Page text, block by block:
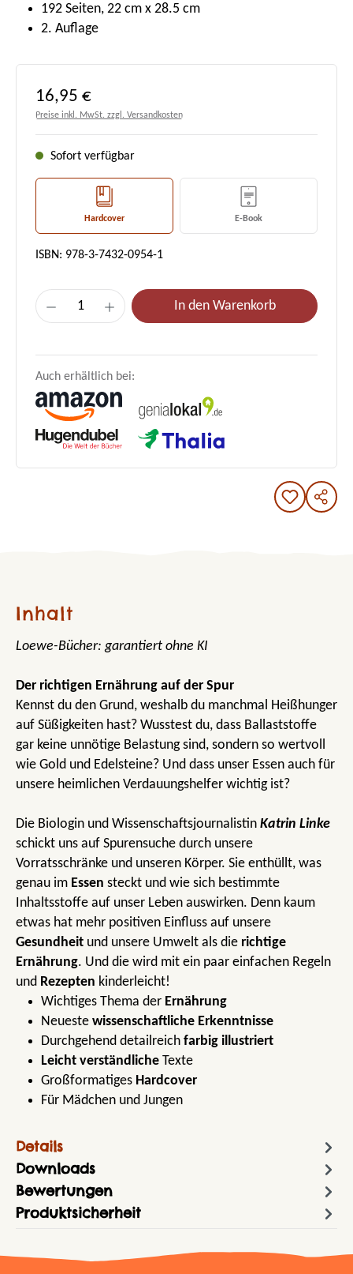
192 Seiten, 22 cm x 28.5 cm
2. Auflage
Regulärer Preis:
16,95 €
Preise inkl. MwSt. zzgl. Versandkosten
Sofort verfügbar
Hardcover E-Book
ISBN: 978-3-7432-0954-1
Produkt Anzahl: Gib den gewünschten
In den Warenkorb
Auch erhältlich bei:
Inhalt
Loewe-Bücher: garantiert ohne KI
Der richtigen Ernährung auf der Spur
Kennst du den Grund, weshalb du manchmal Heißhunger
auf Süßigkeiten hast? Wusstest du, dass Ballaststoffe
gar keine unnötige Belastung sind, sondern so wertvoll
wie Gold und Edelsteine? Und dass unser Essen auch für
unsere heimlichen Verdauungshelfer wichtig ist?
Die Biologin und Wissenschaftsjournalistin Katrin Linke
schickt uns auf Spurensuche durch unsere
Vorratsschränke und unseren Körper. Sie enthüllt, was
genau im Essen steckt und wie sich bestimmte
Inhaltsstoffe auf unser Leben auswirken. Denn kaum
etwas hat mehr positiven Einfluss auf unsere
Gesundheit und unsere Umwelt als die richtige
Ernährung. Und die wird mit ein paar einfachen Regeln
und Rezepten kinderleicht!
Wichtiges Thema der Ernährung
Neueste wissenschaftliche Erkenntnisse
Durchgehend detailreich farbig illustriert
Leicht verständliche Texte
Großformatiges Hardcover
Für Mädchen und Jungen
Details
Downloads
Bewertungen
Produktsicherheit